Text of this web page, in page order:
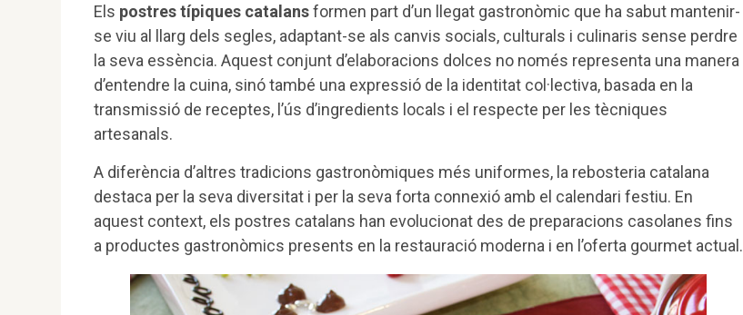
Els postres típiques catalansformen part d’un llegat gastronòmic que ha sabut mantenir-
se viu al llarg dels segles, adaptant-se als canvis socials, culturals i culinaris sense perdre
la seva essència. Aquest conjunt d’elaboracions dolces no només representa una manera
d’entendre la cuina, sinó també una expressió de la identitat col·lectiva, basada en la
transmissió de receptes, l’ús d’ingredients locals i el respecte per les tècniques
artesanals.
A diferència d’altres tradicions gastronòmiques més uniformes, la rebosteria catalana
destaca per la seva diversitat i per la seva forta connexió amb el calendari festiu. En
aquest context, els postres catalans han evolucionat des de preparacions casolanes fins
a productes gastronòmics presents en la restauració moderna i en l’oferta gourmet actual.